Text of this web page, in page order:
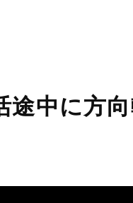
中に方